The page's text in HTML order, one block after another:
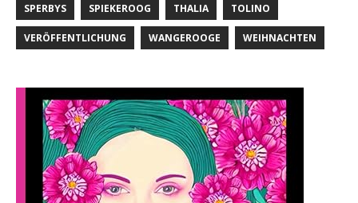
SPERBYS SPIEKEROOG THALIA TOLINO
VERÖFFENTLICHUNG WANGEROOGE WEIHNACHTEN